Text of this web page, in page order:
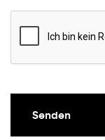
Senden